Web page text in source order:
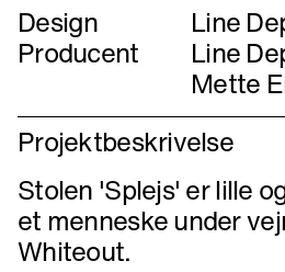
Design Line
Producent Line
Mette
Projektbeskrivelse
Stolen 'Splejs' er lille
et menneske under
Whiteout.